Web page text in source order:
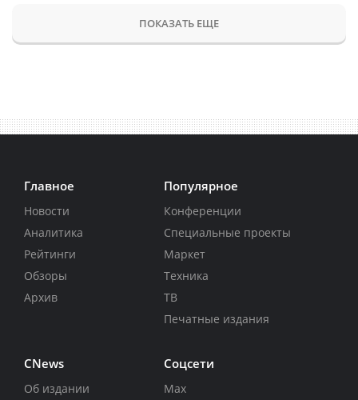
ПОКАЗАТЬ ЕЩЕ
Главное
Новости
Аналитика
Рейтинги
Обзоры
Архив
Популярное
Конференции
Специальные проекты
Маркет
Техника
ТВ
Печатные издания
CNews
Об издании
Соцсети
Max